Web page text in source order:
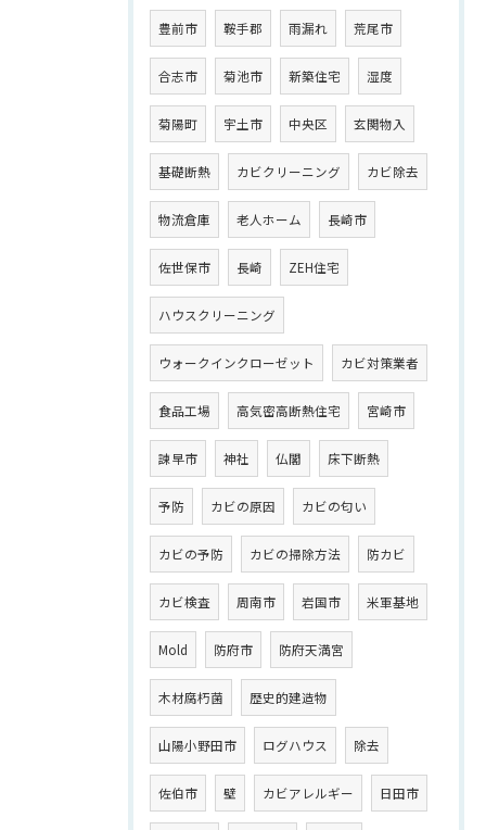
豊前市 鞍手郡 雨漏れ 荒尾市
合志市 菊池市 新築住宅 湿度
菊陽町 宇土市 中央区 玄関物入
基礎断熱 カビクリーニング カビ除去
物流倉庫 老人ホーム 長崎市
佐世保市 長崎 ZEH住宅
ハウスクリーニング
ウォークインクローゼット カビ対策業者
食品工場 高気密高断熱住宅 宮崎市
諫早市 神社 仏閣 床下断熱
予防 カビの原因 カビの匂い
カビの予防 カビの掃除方法 防カビ
カビ検査 周南市 岩国市 米軍基地
Mold 防府市 防府天満宮
木材腐朽菌 歴史的建造物
山陽小野田市 ログハウス 除去
佐伯市 壁 カビアレルギー 日田市